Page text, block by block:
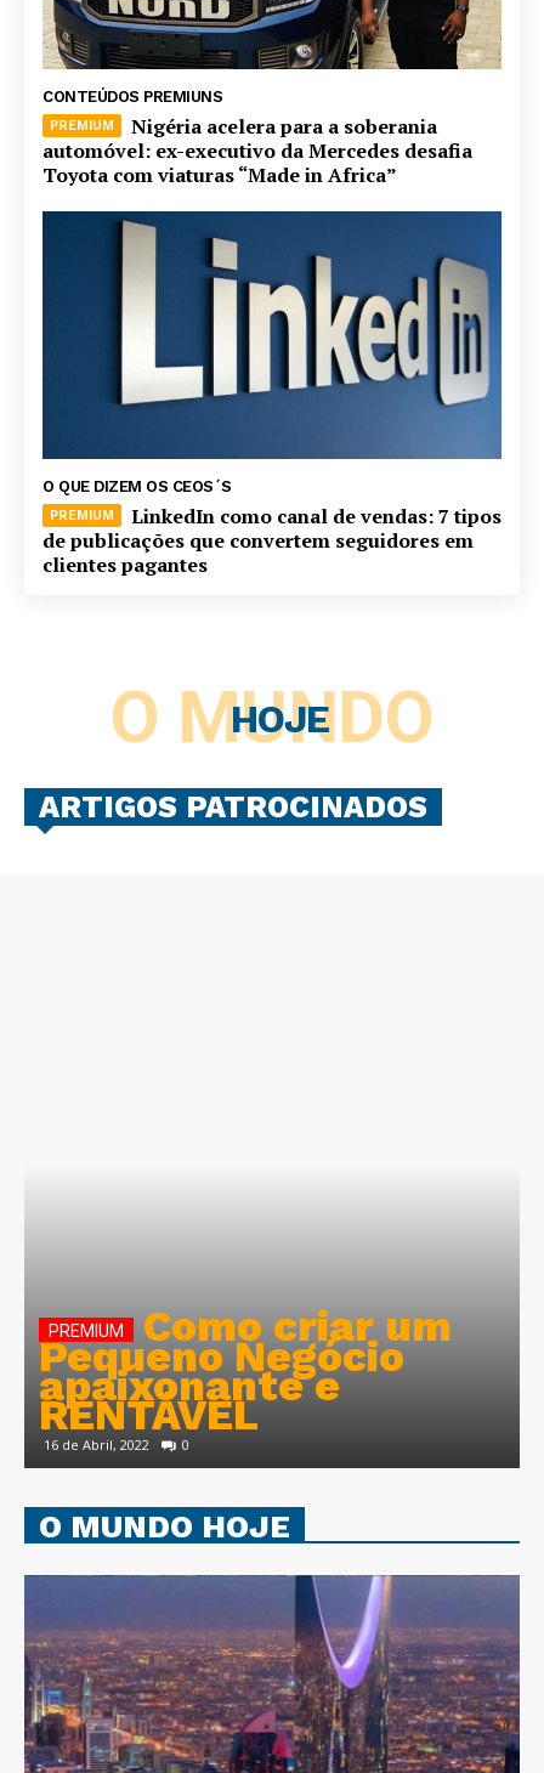
CONTEÚDOS PREMIUNS
Nigéria acelera para a soberania
automóvel: ex-executivo da Mercedes desafia
Toyota com viaturas “Made in Africa”
O QUE DIZEM OS CEOS´S
LinkedIn como canal de vendas: 7 tipos
de publicações que convertem seguidores em
clientes pagantes
HOJE
O MUNDO
ARTIGOS PATROCINADOS
Lisboa – À venda
apartamentos
luxuosos por 1 Milhão
de Euros
25 de Fevereiro, 2021
O MUNDO HOJE